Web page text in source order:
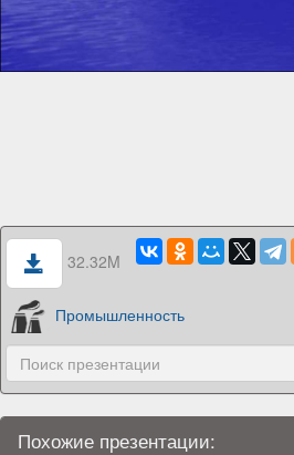
32.32M
Промышленность
Похожие презентации: